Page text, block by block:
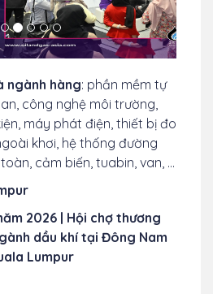
ngành hàng: phần mềm tự
công nghệ môi trường,
máy phát điện, thiết bị đo
khơi, hệ thống đường
cảm biến, tuabin, van, …
2026 | Hội chợ thương
dầu khí tại Đông Nam
Lumpur